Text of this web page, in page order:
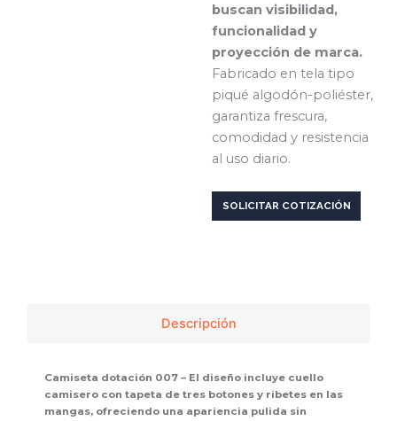
buscan visibilidad,
funcionalidad y
proyección de marca.
Fabricado en tela tipo
piqué algodón-poliéster,
garantiza frescura,
comodidad y resistencia
al uso diario.
SOLICITAR COTIZACIÓN
Descripción
Camiseta dotación 007 – El diseño incluye cuello
camisero con tapeta de tres botones y ribetes en las
mangas, ofreciendo una apariencia pulida sin